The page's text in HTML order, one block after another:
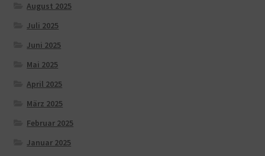
August 2025
Juli 2025
Juni 2025
Mai 2025
April 2025
März 2025
Februar 2025
Januar 2025